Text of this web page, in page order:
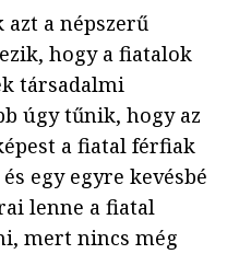
a népszerű
hogy a fiatalok
társadalmi
úgy tűnik, hogy az
a fiatal férfiak
egy egyre kevésbé
lenne a fiatal
mert nincs még